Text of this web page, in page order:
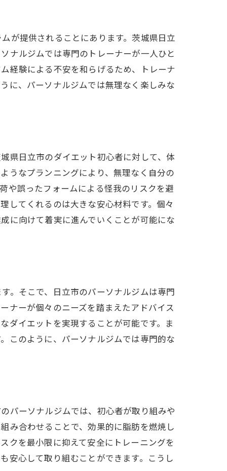
が提供されることにあります。茨城県日立
ナルジムでは専門のトレーナーが一人ひと
経験による不安を和らげるため、トレーナ
に、パーソナルジムでは無理なく楽しみな
県日立市のダイエット初心者に対して、体
うなプランニングにより、無理なく自分の
や誤ったフォームによる怪我のリスクを避
してくれるのは大きな安心材料です。個々
に向けて着実に進んでいくことが可能にな
。そこで、日立市のパーソナルジムは専門
ナーが個々のニーズを踏まえたアドバイス
ダイエットを実現することが可能です。ま
このように、パーソナルジムでは専門的な
パーソナルジムでは、初心者が取り組みや
み合わせることで、効果的に脂肪を燃焼し
クを最小限に抑えて安全にトレーニングを
安心して取り組むことができます。こうし